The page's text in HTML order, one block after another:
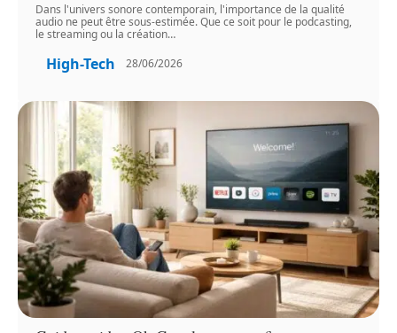
Dans l'univers sonore contemporain, l'importance de la qualité
audio ne peut être sous-estimée. Que ce soit pour le podcasting,
le streaming ou la création…
High-Tech 28/06/2026